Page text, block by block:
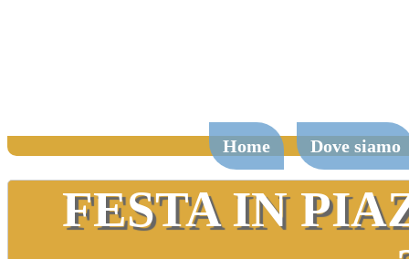
Home Dove siamo
FESTA IN